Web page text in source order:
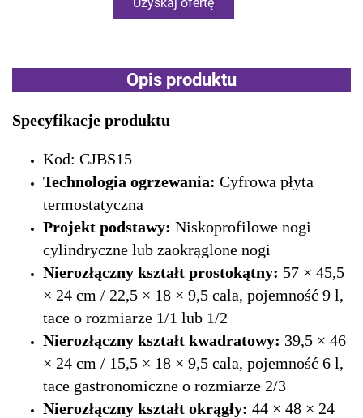
Opis produktu
Specyfikacje produktu
Kod: CJBS15
Technologia ogrzewania: Cyfrowa płyta
termostatyczna
Projekt podstawy: Niskoprofilowe nogi
cylindryczne lub zaokrąglone nogi
Nierozłączny kształt prostokątny: 57 × 45,5
× 24 cm / 22,5 × 18 × 9,5 cala, pojemność 9 l,
tace o rozmiarze 1/1 lub 1/2
Nierozłączny kształt kwadratowy: 39,5 × 46
× 24 cm / 15,5 × 18 × 9,5 cala, pojemność 6 l,
tace gastronomiczne o rozmiarze 2/3
Nierozłączny kształt okrągły: 44 × 48 × 24